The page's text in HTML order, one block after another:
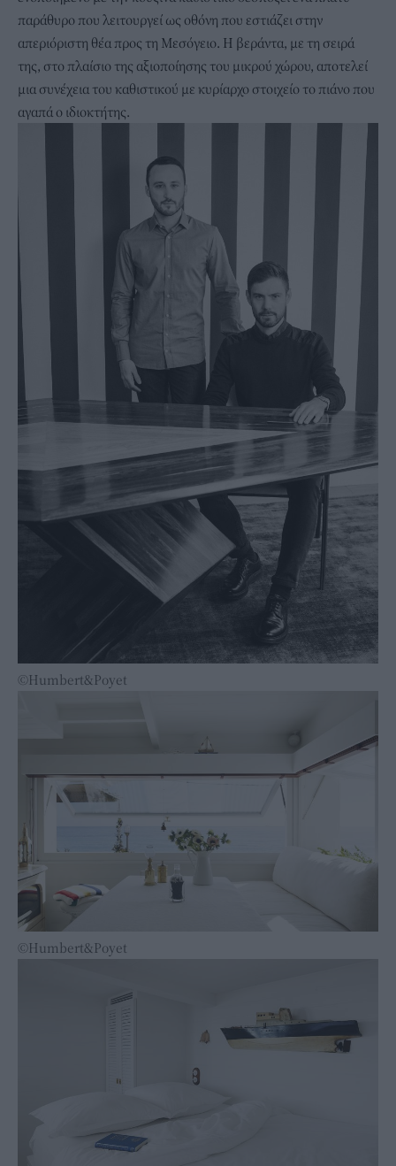
παράθυρο που λειτουργεί ως οθόνη που εστιάζει στην
απεριόριστη θέα προς τη Μεσόγειο. Η βεράντα, με τη σειρά
της, στο πλαίσιο της αξιοποίησης του μικρού χώρου, αποτελεί
μια συνέχεια του καθιστικού με κυρίαρχο στοιχείο το πιάνο που
αγαπά ο ιδιοκτήτης.
©Humbert&Poyet
©Humbert&Poyet